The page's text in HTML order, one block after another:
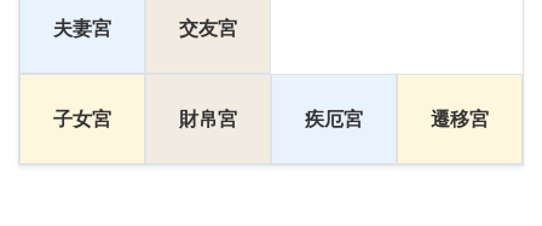
夫妻宮 交友宮
子女宮 財帛宮 疾厄宮 遷移宮